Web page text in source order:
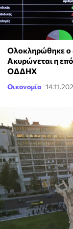
Ολοκληρώθηκε ο
Ακυρώνεται η
ΟΔΔΗΧ
Οικονομία